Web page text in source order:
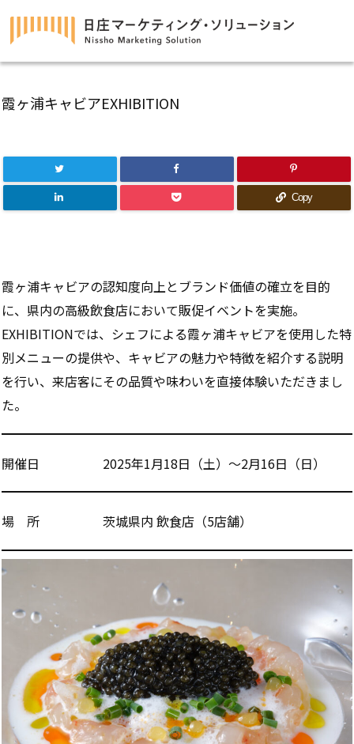
霞ヶ浦キャビアEXHIBITION
Copy
霞ヶ浦キャビアの認知度向上とブランド価値の確立を目的
に、県内の高級飲食店において販促イベントを実施。
EXHIBITIONでは、シェフによる霞ヶ浦キャビアを使用した特
別メニューの提供や、キャビアの魅力や特徴を紹介する説明
を行い、来店客にその品質や味わいを直接体験いただきまし
た。
開催日 2025年1月18日（土）～2月16日（日）
場 所 茨城県内 飲食店（5店舗）